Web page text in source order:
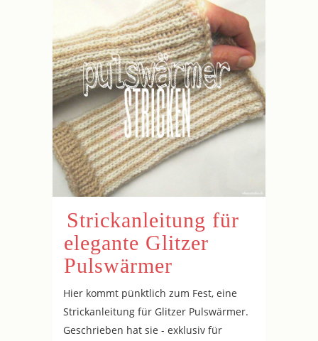
Strickanleitung für
elegante Glitzer
Pulswärmer
Hier kommt pünktlich zum Fest, eine
Strickanleitung für Glitzer Pulswärmer.
Geschrieben hat sie - exklusiv für